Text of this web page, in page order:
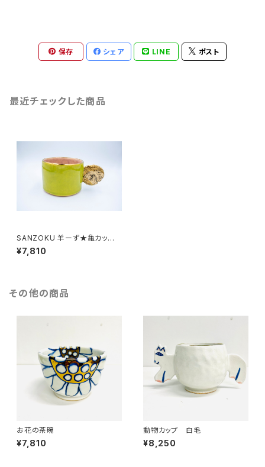
保存 シェア LINE ポスト
最近チェックした商品
SANZOKU 羊ーず★亀カッ
プ 黄緑
¥7,810
その他の商品
お花の茶碗
¥7,810
動物カップ 白毛
¥8,250